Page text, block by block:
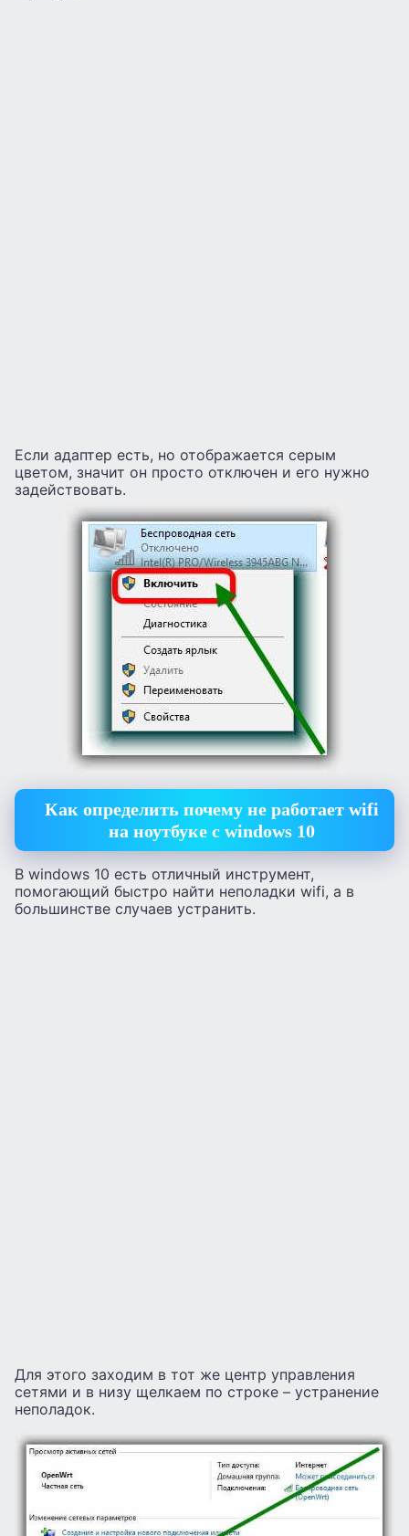
Если адаптер есть, но отображается серым
цветом, значит он просто отключен и его нужно
задействовать.
Как определить почему не работает wifi
на ноутбуке с windows 10
В windows 10 есть отличный инструмент,
помогающий быстро найти неполадки wifi, а в
большинстве случаев устранить.
Для этого заходим в тот же центр управления
сетями и в низу щелкаем по строке – устранение
неполадок.